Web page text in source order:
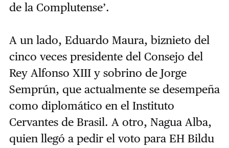
de la Complutense’.
A un lado, Eduardo Maura, biznieto del
cinco veces presidente del Consejo del
Rey Alfonso XIII y sobrino de Jorge
Semprún, que actualmente se desempeña
como diplomático en el Instituto
Cervantes de Brasil. A otro, Nagua Alba,
quien llegó a pedir el voto para EH Bildu